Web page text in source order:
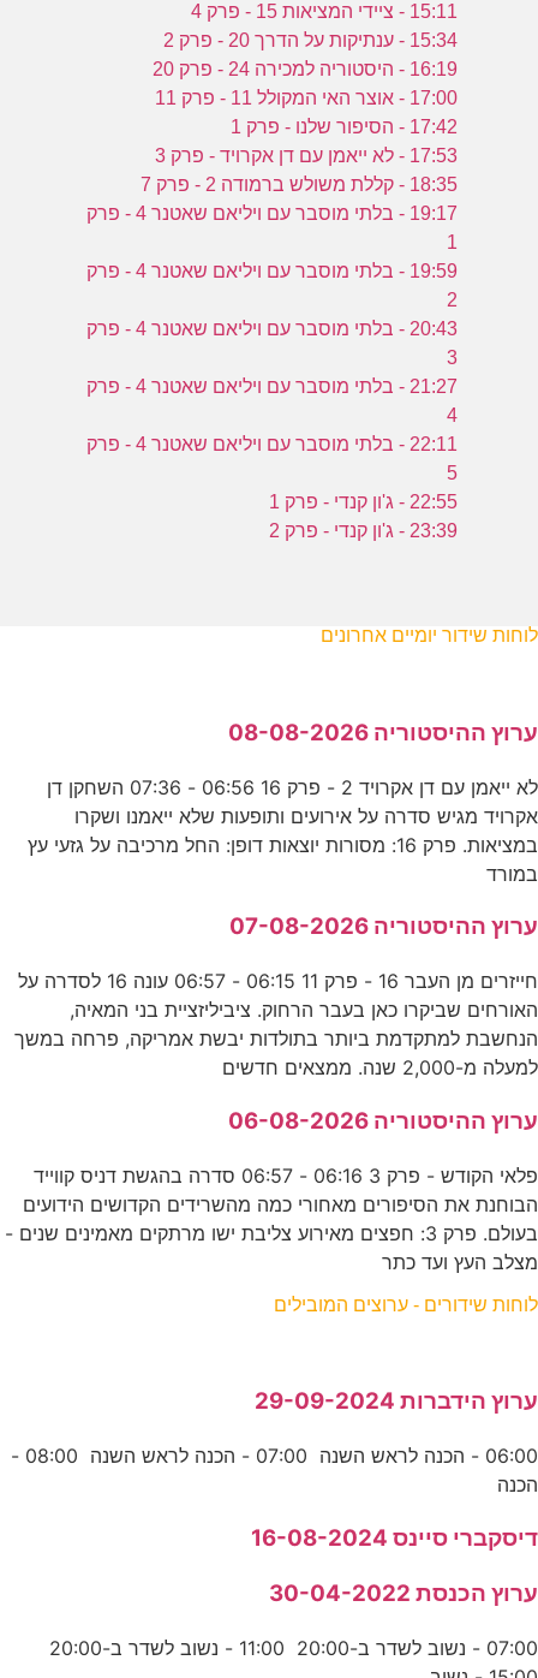
15:11 - ציידי המציאות 15 - פרק 4
15:34 - ענתיקות על הדרך 20 - פרק 2
16:19 - היסטוריה למכירה 24 - פרק 20
17:00 - אוצר האי המקולל 11 - פרק 11
17:42 - הסיפור שלנו - פרק 1
17:53 - לא ייאמן עם דן אקרויד - פרק 3
18:35 - קללת משולש ברמודה 2 - פרק 7
19:17 - בלתי מוסבר עם ויליאם שאטנר 4 - פרק
1
19:59 - בלתי מוסבר עם ויליאם שאטנר 4 - פרק
2
20:43 - בלתי מוסבר עם ויליאם שאטנר 4 - פרק
3
21:27 - בלתי מוסבר עם ויליאם שאטנר 4 - פרק
4
22:11 - בלתי מוסבר עם ויליאם שאטנר 4 - פרק
5
22:55 - ג'ון קנדי - פרק 1
23:39 - ג'ון קנדי - פרק 2
לוחות שידור יומיים אחרונים
ערוץ ההיסטוריה 08-08-2026
לא ייאמן עם דן אקרויד 2 - פרק 16 06:56 - 07:36 השחקן דן
אקרויד מגיש סדרה על אירועים ותופעות שלא ייאמנו ושקרו
במציאות. פרק 16: מסורות יוצאות דופן: החל מרכיבה על גזעי עץ
במורד
ערוץ ההיסטוריה 07-08-2026
חייזרים מן העבר 16 - פרק 11 06:15 - 06:57 עונה 16 לסדרה על
האורחים שביקרו כאן בעבר הרחוק. ציביליזציית בני המאיה,
הנחשבת למתקדמת ביותר בתולדות יבשת אמריקה, פרחה במשך
למעלה מ-2,000 שנה. ממצאים חדשים
ערוץ ההיסטוריה 06-08-2026
פלאי הקודש - פרק 3 06:16 - 06:57 סדרה בהגשת דניס קווייד
הבוחנת את הסיפורים מאחורי כמה מהשרידים הקדושים הידועים
בעולם. פרק 3: חפצים מאירוע צליבת ישו מרתקים מאמינים שנים -
מצלב העץ ועד כתר
לוחות שידורים - ערוצים המובילים
ערוץ הידברות 29-09-2024
06:00 - הכנה לראש השנה 07:00 - הכנה לראש השנה 08:00 -
הכנה
דיסקברי סיינס 16-08-2024
ערוץ הכנסת 30-04-2022